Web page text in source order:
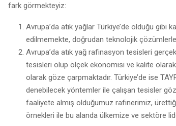
fark görmekteyiz:
Avrupa’da atık yağlar Türkiye’de olduğu gibi
edilmemekte, doğrudan teknolojik
Avrupa’da atık yağ rafinasyon tesisleri
tesisleri olup ölçek ekonomisi ve kalite
olarak göze çarpmaktadır. Türkiye’de ise
denebilecek yöntemler ile çalışan tesisler
faaliyete almış olduğumuz rafinerimiz,
örnekleri ile bu alanda ülkemize ve sektöre